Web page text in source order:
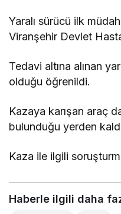
Yaralı sürücü ilk
Viranşehir Devlet
Tedavi altına alınan
olduğu öğrenildi.
Kazaya karışan araç
bulunduğu yerden
Kaza ile ilgili
Haberle ilgili daha